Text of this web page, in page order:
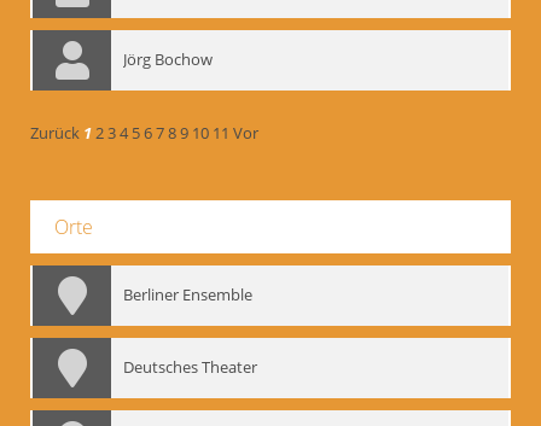
Jörg Bochow
Zurück 1234 56789 10 11 Vor
Orte
Berliner Ensemble
Deutsches Theater